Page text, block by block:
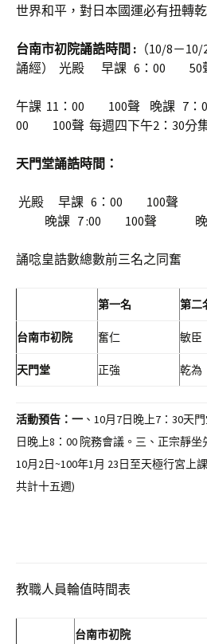
世界和平，對日本國運必有扭轉
台南市初院誦誥時間 : （10/8－
誦經）
光殿 早課 6：00 50
午課 11：00 100聲 晚課 7
00 100聲 每週四下午2：30分
天門堂誦誥時間：
光殿 早課 6：00 100聲
晚課 7 :00 100聲 晚
誦唸皇誥數總數前三名之同奮
第一名 第二
台南市初院 奮仁 敏臣
天門堂 正強 乾為
活動預告： 一 、10月7日晚上7：30天
日晚上8：00 院務會議。三、正宗靜
10月2日~100年1月 23日至天極行宮上
共計十五週)
教職人員輪值時間表
台南市初院